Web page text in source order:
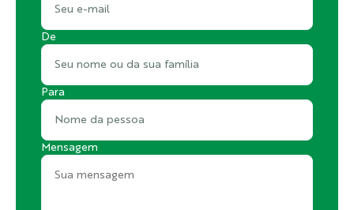
De
Para
Mensagem